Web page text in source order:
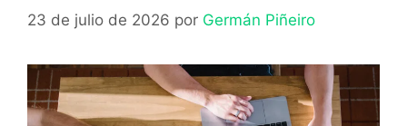
23 de julio de 2026 por Germán Piñeiro